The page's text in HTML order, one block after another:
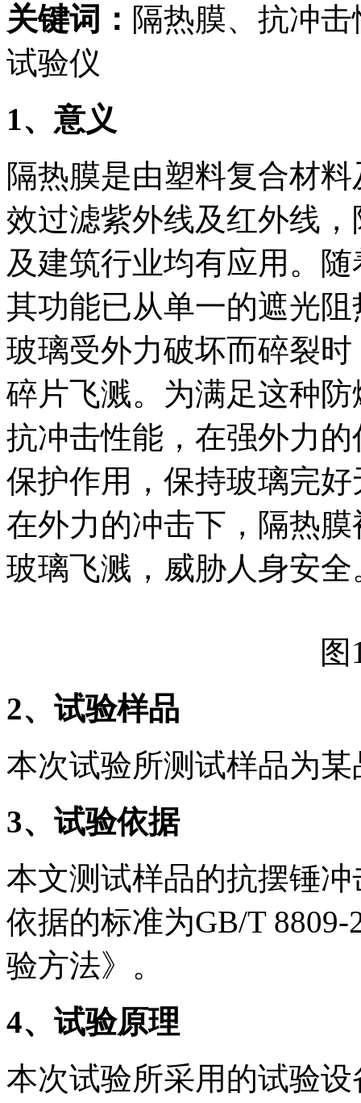
关键词： 隔热膜、抗冲
试验仪
1、意义
隔热膜是由塑料复合材
效过滤紫外线及红外线
及建筑行业均有应用。
其功能已从单一的遮光
玻璃受外力破坏而碎裂
碎片飞溅。为满足这种
抗冲击性能，在强外力
保护作用，保持玻璃完
在外力的冲击下，隔热
玻璃飞溅，威胁人身安全
图
2、试验样品
本次试验所测试样品为
3、试验依据
本文测试样品的抗摆锤
依据的标准为GB/T
验方法》。
4、试验原理
本次试验所采用的试验